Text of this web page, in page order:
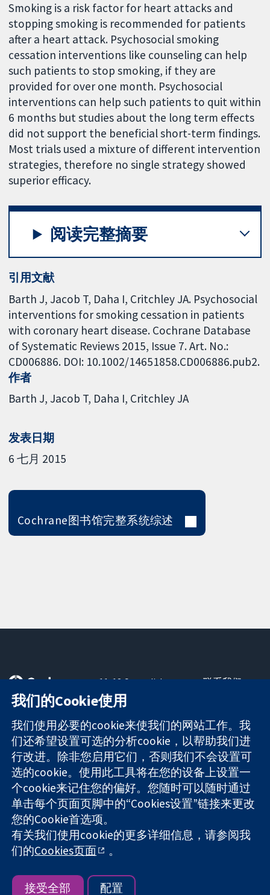
Smoking is a risk factor for heart attacks and
stopping smoking is recommended for patients
after a heart attack. Psychosocial smoking
cessation interventions like counseling can help
such patients to stop smoking, if they are
provided for over one month. Psychosocial
interventions can help such patients to quit within
6 months but studies about the long term effects
did not support the beneficial short-term findings.
Most trials used a mixture of different intervention
strategies, therefore no single strategy showed
superior efficacy.
阅读完整摘要
引用文献
Barth J, Jacob T, Daha I, Critchley JA. Psychosocial
interventions for smoking cessation in patients
with coronary heart disease. Cochrane Database
of Systematic Reviews 2015, Issue 7. Art. No.:
CD006886. DOI: 10.1002/14651858.CD006886.pub2.
作者
Barth J Jacob T Daha I Critchley JA
发表日期
6 七月 2015
Cochrane图书馆完整系统综述
可信任的证据
知情决定
更完善的医疗健
康
11-13 Cavendish
Square
London
W1G 0AN
United Kingdom
联系我们
关于我们
工作机会
Cochrane
Library
The Cochrane Collaboration is a charity (no. 1045921) and a
company limited by guarantee (no. 03044323) registered in
England & Wales. VAT registration number GB 718 2127 49.
版权所有：© 2026 Cochrane协作网
网站条款与条件| 免责声明|隐私权
我们的Cookie使用
我们使用必要的cookie来使我们的网站工作。我
们还希望设置可选的分析cookie，以帮助我们进
行改进。除非您启用它们，否则我们不会设置可
选的cookie。使用此工具将在您的设备上设置一
个cookie来记住您的偏好。您随时可以随时通过
单击每个页面页脚中的“Cookies设置”链接来更改
您的Cookie首选项。
有关我们使用cookie的更多详细信息，请参阅我
们的Cookies页面 。
接受全部 配置